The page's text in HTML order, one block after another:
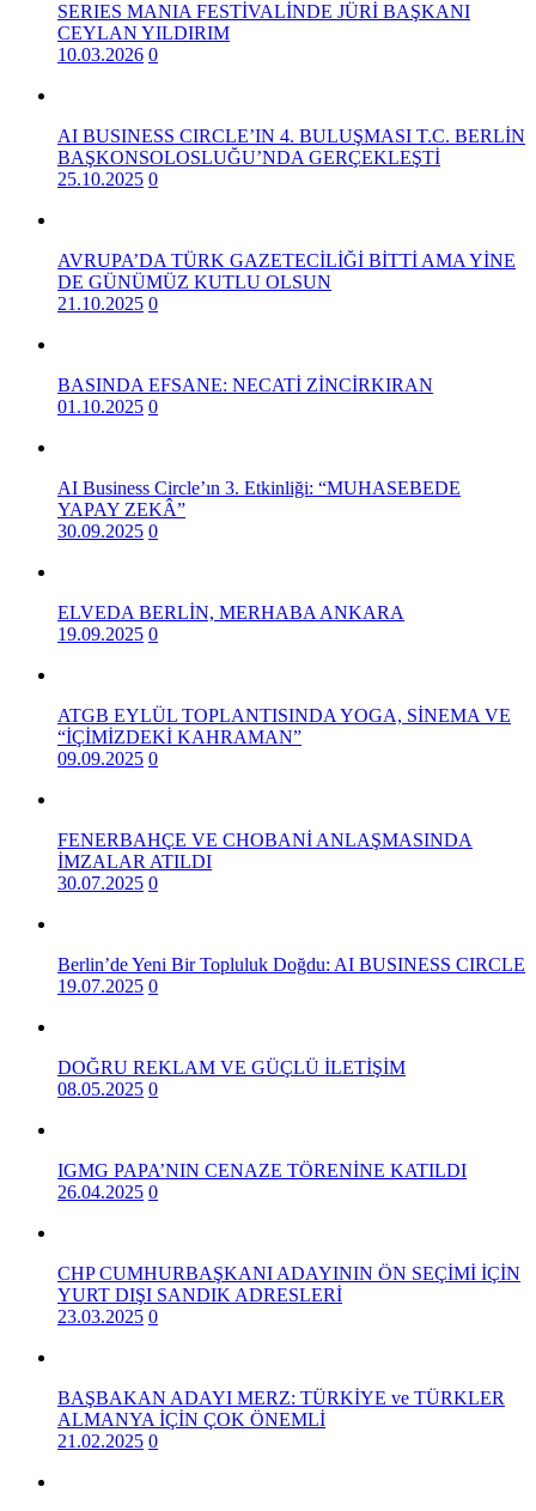
SERIES MANIA FESTİVALİNDE JÜRİ BAŞKANI
CEYLAN YILDIRIM
10.03.2026 0
AI BUSINESS CIRCLE’IN 4. BULUŞMASI T.C. BERLİN
BAŞKONSOLOSLUĞU’NDA GERÇEKLEŞTİ
25.10.2025 0
AVRUPA’DA TÜRK GAZETECİLİĞİ BİTTİ AMA YİNE
DE GÜNÜMÜZ KUTLU OLSUN
21.10.2025 0
BASINDA EFSANE: NECATİ ZİNCİRKIRAN
01.10.2025 0
AI Business Circle’ın 3. Etkinliği: “MUHASEBEDE
YAPAY ZEKÂ”
30.09.2025 0
ELVEDA BERLİN, MERHABA ANKARA
19.09.2025 0
ATGB EYLÜL TOPLANTISINDA YOGA, SİNEMA VE
“İÇİMİZDEKİ KAHRAMAN”
09.09.2025 0
FENERBAHÇE VE CHOBANİ ANLAŞMASINDA
İMZALAR ATILDI
30.07.2025 0
Berlin’de Yeni Bir Topluluk Doğdu: AI BUSINESS CIRCLE
19.07.2025 0
DOĞRU REKLAM VE GÜÇLÜ İLETİŞİM
08.05.2025 0
IGMG PAPA’NIN CENAZE TÖRENİNE KATILDI
26.04.2025 0
CHP CUMHURBAŞKANI ADAYININ ÖN SEÇİMİ İÇİN
YURT DIŞI SANDIK ADRESLERİ
23.03.2025 0
BAŞBAKAN ADAYI MERZ: TÜRKİYE ve TÜRKLER
ALMANYA İÇİN ÇOK ÖNEMLİ
21.02.2025 0